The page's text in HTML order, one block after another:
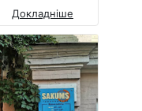
Докладніше